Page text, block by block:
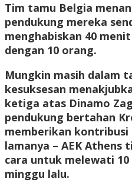
Tim tamu Belgia
pendukung mereka
menghabiskan 40
dengan 10 orang.
Mungkin masih dalam
kesuksesan
ketiga atas Dinamo
pendukung bertahan
memberikan
lamanya – AEK Athens
cara untuk melewati
minggu lalu.